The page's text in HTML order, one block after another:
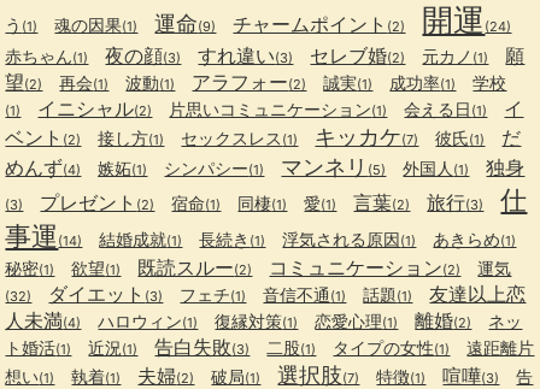
う (1) 魂の因果(1) 運命(9) チャームポイント (2) 開運 (24)
赤ちゃん(1) 夜の顔(3) すれ違い(3) セレブ婚(2) 元カノ (1)
願
望(2) 再会(1) 波動(1) アラフォー(2) 誠実(1) 成功率(1) 学校
(1) イニシャル(2) 片思いコミュニケーション(1) 会える日 (1)
イ
ベント (2) 接し方(1) セックスレス (1) キッカケ(7) 彼氏(1)
だ
めんず(4) 嫉妬(1) シンパシー(1) マンネリ (5) 外国人 (1) 独身
(3) プレゼント (2) 宿命(1) 同棲(1) 愛(1) 言葉(2) 旅行(3)
仕
事運 (14) 結婚成就(1) 長続き (1) 浮気される原因(1) あきらめ(1)
秘密(1) 欲望(1) 既読スルー(2) コミュニケーション(2) 運気
(32) ダイエット (3) フェチ(1) 音信不通 (1) 話題(1)
友達以上恋
人未満(4) ハロウィン(1) 復縁対策(1) 恋愛心理(1) 離婚(2)
ネッ
ト婚活(1) 近況 (1) 告白失敗(3) 二股(1) タイプの女性(1)
遠距離片
想い(1) 執着(1) 夫婦(2) 破局(1) 選択肢(7) 特徴(1) 喧嘩(3)
告